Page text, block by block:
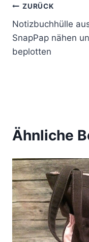
ZURÜCK
Notizbuchhülle
SnapPap nähen
beplotten
Ähnliche